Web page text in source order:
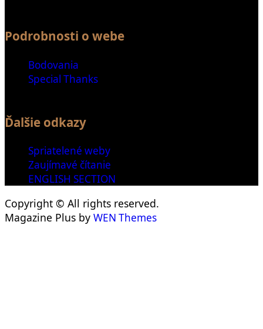
Podrobnosti o webe
Bodovania
Special Thanks
Ďalšie odkazy
Spriatelené weby
Zaujímavé čítanie
ENGLISH SECTION
Copyright © All rights reserved.
Magazine Plus by WEN Themes